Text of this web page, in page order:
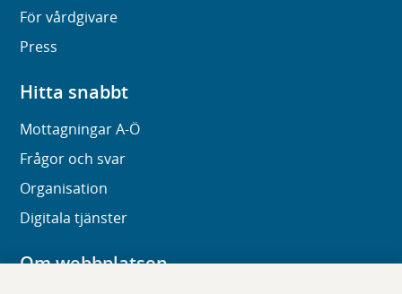
För vårdgivare
Press
Hitta snabbt
Mottagningar A-Ö
Frågor och svar
Organisation
Digitala tjänster
Om webbplatsen